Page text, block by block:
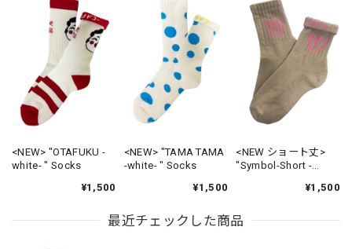
<NEW> "OTAFUKU -
white- " Socks
¥1,500
<NEW> "TAMA TAMA
-white- " Socks
¥1,500
<NEW ショート丈>
"Symbol-Short -
¥1,500
最近チェックした商品